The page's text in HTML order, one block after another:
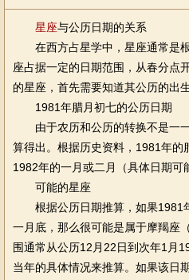
星座与公历日期的关系
在西方占星学中，星座通常是
座占据一定的日期范围，从春分点
的星座，首先需要知道其公历的出生
1981年腊月初七的公历日期
由于农历和公历的转换不是一
算得出。根据历史资料，1981年的
1982年的一月或二月（具体日期可
可能的星座
根据公历日期推算，如果1981
一月底，那么很可能是属于摩羯座
围通常从公历12月22日到次年1月
当年的具体情况来推算。如果该日